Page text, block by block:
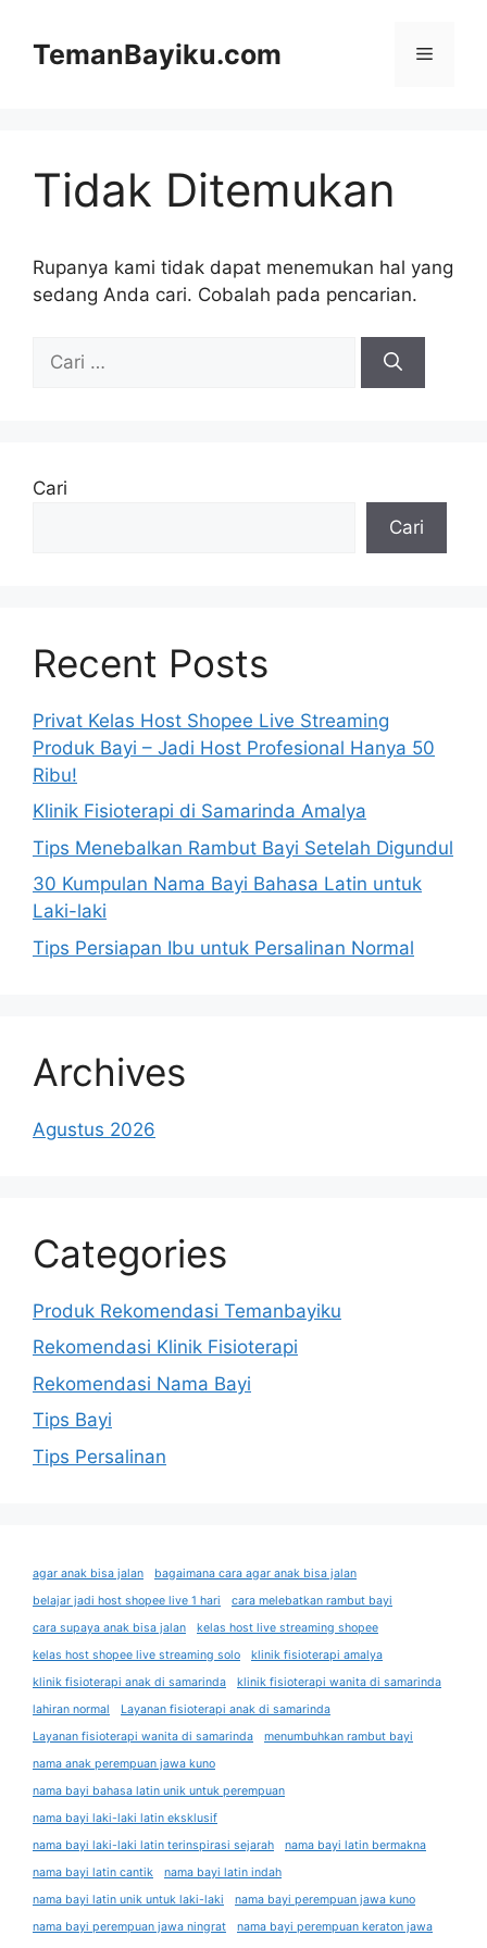
TemanBayiku.com Menu
Tidak Ditemukan
Rupanya kami tidak dapat menemukan hal yang
sedang Anda cari. Cobalah pada pencarian.
untuk:
Cari
Cari
Recent Posts
Privat Kelas Host Shopee Live Streaming
Produk Bayi – Jadi Host Profesional Hanya 50
Ribu!
Klinik Fisioterapi di Samarinda Amalya
Tips Menebalkan Rambut Bayi Setelah Digundul
30 Kumpulan Nama Bayi Bahasa Latin untuk
Laki-laki
Tips Persiapan Ibu untuk Persalinan Normal
Archives
Agustus 2026
Categories
Produk Rekomendasi Temanbayiku
Rekomendasi Klinik Fisioterapi
Rekomendasi Nama Bayi
Tips Bayi
Tips Persalinan
agar anak bisa jalan
bagaimana cara agar anak bisa jalan
belajar jadi host shopee live 1 hari
cara melebatkan rambut bayi
cara supaya anak bisa jalan
kelas host live streaming shopee
kelas host shopee live streaming solo
klinik fisioterapi amalya
klinik fisioterapi anak di samarinda
klinik fisioterapi wanita di samarinda
lahiran normal
Layanan fisioterapi anak di samarinda
Layanan fisioterapi wanita di samarinda
menumbuhkan rambut bayi
nama anak perempuan jawa kuno
nama bayi bahasa latin unik untuk perempuan
nama bayi laki-laki latin eksklusif
nama bayi laki-laki latin terinspirasi sejarah
nama bayi latin bermakna
nama bayi latin cantik
nama bayi latin indah
nama bayi latin unik untuk laki-laki
nama bayi perempuan jawa kuno
nama bayi perempuan jawa ningrat
nama bayi perempuan keraton jawa